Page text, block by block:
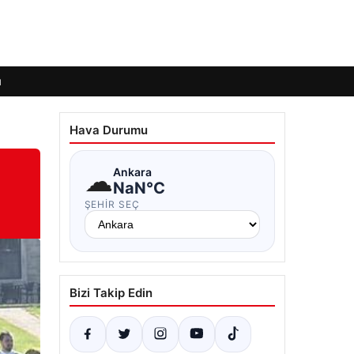
Hava Durumu
☁Ankara
NaN°C
ŞEHIR SEÇ
Bizi Takip Edin